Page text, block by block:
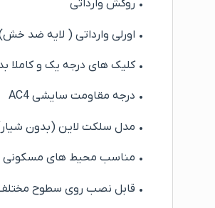
• روکش وارداتی
• اورلی وارداتی ( لایه ضد
• کلیک های درجه یک و کاملا
• درجه مقاومت سایشی AC4
• مدل سلکت لاین (بدون
• مناسب محیط های مسکونی
• قابل نصب روی سطوح